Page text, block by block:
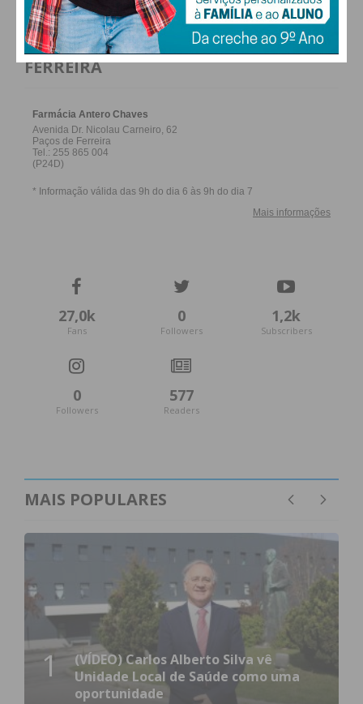
FARMACIAS DE SERVIÇO EM PAÇOS DE
FERREIRA
27,0k
Fans
0
Followers
1,2k
Subscribers
0
Followers
577
Readers
MAIS POPULARES
1
(VÍDEO) Carlos Alberto Silva vê
Unidade Local de Saúde como uma
oportunidade